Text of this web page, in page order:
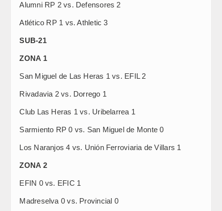
Alumni RP 2 vs. Defensores 2
Atlético RP 1 vs. Athletic 3
SUB-21
ZONA 1
San Miguel de Las Heras 1 vs. EFIL 2
Rivadavia 2 vs. Dorrego 1
Club Las Heras 1 vs. Uribelarrea 1
Sarmiento RP 0 vs. San Miguel de Monte 0
Los Naranjos 4 vs. Unión Ferroviaria de Villars 1
ZONA 2
EFIN 0 vs. EFIC 1
Madreselva 0 vs. Provincial 0